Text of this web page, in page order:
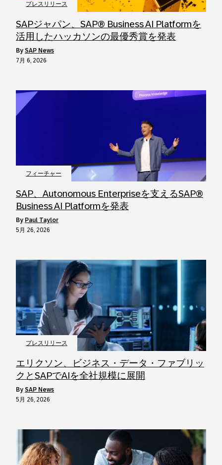
プレスリリース
SAPジャパン、SAP® Business AI Platformを
活用したハッカソンの最優秀賞を発表
by SAP News
7月 6, 2026
フィーチャー
SAP、Autonomous Enterpriseを支えるSAP®
Business AI Platformを発表
by Paul Taylor
5月 26, 2026
プレスリリース
エリクソン、ビジネス・データ・ファブリッ
クとSAPでAIを全社規模に展開
by SAP News
5月 26, 2026